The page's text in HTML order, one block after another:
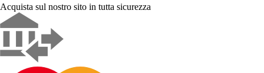
Acquista sul nostro sito in tutta sicurezza